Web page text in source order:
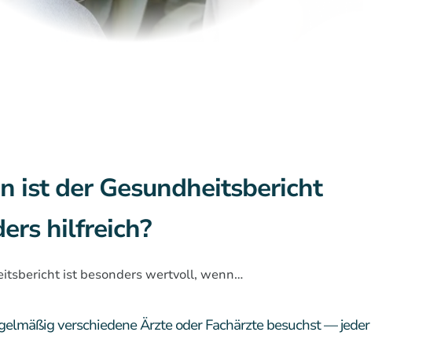
ist der Gesundheitsbericht
hilfreich?
ist besonders wertvoll, wenn…
verschiedene Ärzte oder Fachärzte besuchst — jeder